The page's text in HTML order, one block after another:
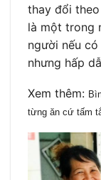
thay đổi
là một trong
người nếu
nhưng hấp
Xem thêm:
từng ăn cứ tấm